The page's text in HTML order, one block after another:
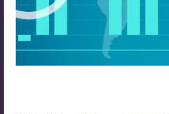
Arbejdsmiljø
Arbejdsmarkedet